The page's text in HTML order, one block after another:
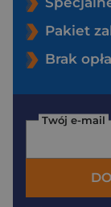
Pakiet
Brak
Twój e-mail